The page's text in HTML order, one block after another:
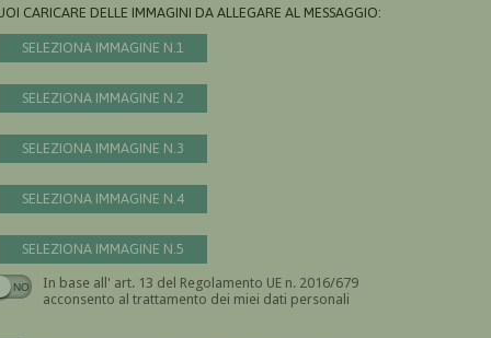
CARICARE DELLE IMMAGINI DA ALLEGARE AL MESSAGGIO:
SELEZIONA IMMAGINE N.1
SELEZIONA IMMAGINE N.2
SELEZIONA IMMAGINE N.3
SELEZIONA IMMAGINE N.4
SELEZIONA IMMAGINE N.5
In base all' art. 13 del Regolamento UE n. 2016/679
acconsento al trattamento dei miei dati personali
Devi dare il consenso